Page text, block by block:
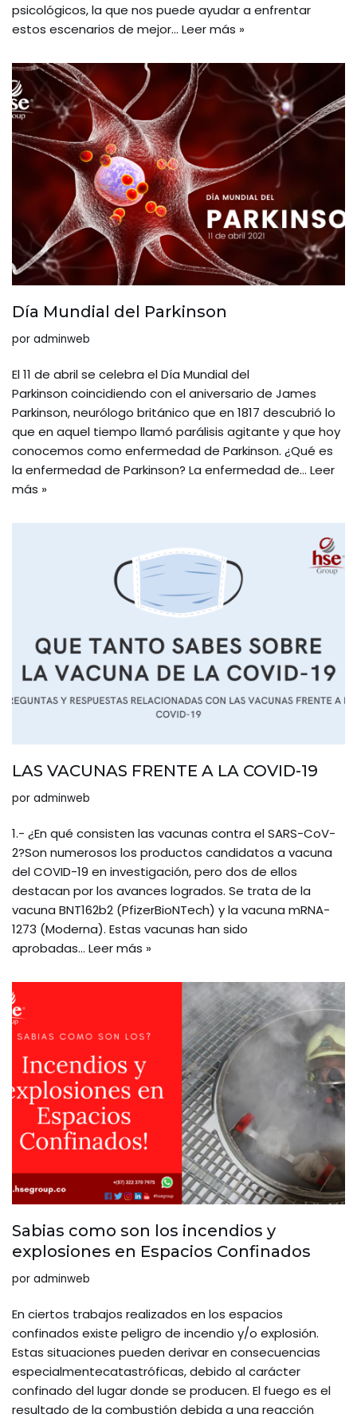
psicológicos, la que nos puede ayudar a enfrentar
estos escenarios de mejor… Leer más »
Día Mundial del Parkinson
por adminweb
El 11 de abril se celebra el Día Mundial del
Parkinson coincidiendo con el aniversario de James
Parkinson, neurólogo británico que en 1817 descubrió lo
que en aquel tiempo llamó parálisis agitante y que hoy
conocemos como enfermedad de Parkinson. ¿Qué es
la enfermedad de Parkinson? La enfermedad de… Leer
más »
LAS VACUNAS FRENTE A LA COVID-19
por adminweb
1.- ¿En qué consisten las vacunas contra el SARS-CoV-
2?Son numerosos los productos candidatos a vacuna
del COVID-19 en investigación, pero dos de ellos
destacan por los avances logrados. Se trata de la
vacuna BNT162b2 (PfizerBioNTech) y la vacuna mRNA-
1273 (Moderna). Estas vacunas han sido
aprobadas… Leer más »
Sabias como son los incendios y
explosiones en Espacios Confinados
por adminweb
En ciertos trabajos realizados en los espacios
confinados existe peligro de incendio y/o explosión.
Estas situaciones pueden derivar en consecuencias
especialmentecatastróficas, debido al carácter
confinado del lugar donde se producen. El fuego es el
resultado de la combustión debida a una reacción